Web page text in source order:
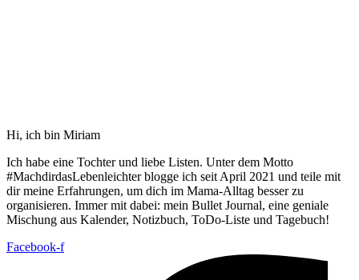
Hi, ich bin Miriam
Ich habe eine Tochter und liebe Listen. Unter dem Motto
#MachdirdasLebenleichter blogge ich seit April 2021 und teile mit
dir meine Erfahrungen, um dich im Mama-Alltag besser zu
organisieren. Immer mit dabei: mein Bullet Journal, eine geniale
Mischung aus Kalender, Notizbuch, ToDo-Liste und Tagebuch!
Facebook-f